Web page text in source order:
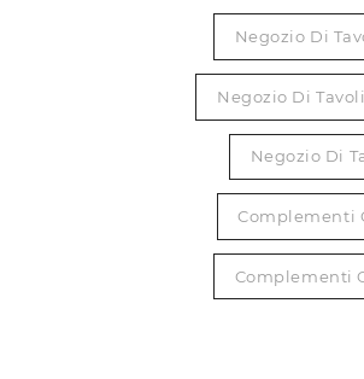
Negozio Di
Negozio Di
Negozio Di
Complementi
Complementi